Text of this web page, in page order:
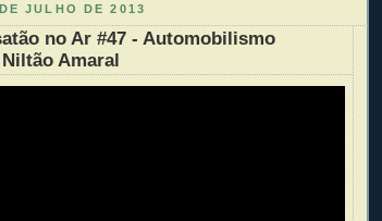
JULHO DE 2013
no Ar #47 - Automobilismo
Amaral